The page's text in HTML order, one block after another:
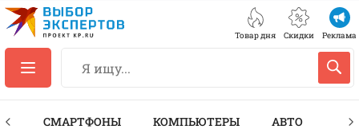
Товар дня Скидки Реклама
СМАРТФОНЫ КОМПЬЮТЕРЫ АВТО